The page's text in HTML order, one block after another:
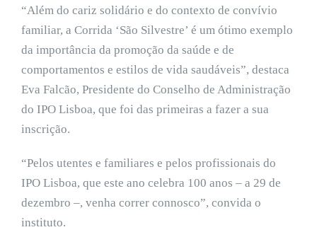
“Além do cariz solidário e do contexto de convívio
familiar, a Corrida ‘São Silvestre’ é um ótimo exemplo
da importância da promoção da saúde e de
comportamentos e estilos de vida saudáveis”, destaca
Eva Falcão, Presidente do Conselho de Administração
do IPO Lisboa, que foi das primeiras a fazer a sua
inscrição.
“Pelos utentes e familiares e pelos profissionais do
IPO Lisboa, que este ano celebra 100 anos – a 29 de
dezembro –, venha correr connosco”, convida o
instituto.